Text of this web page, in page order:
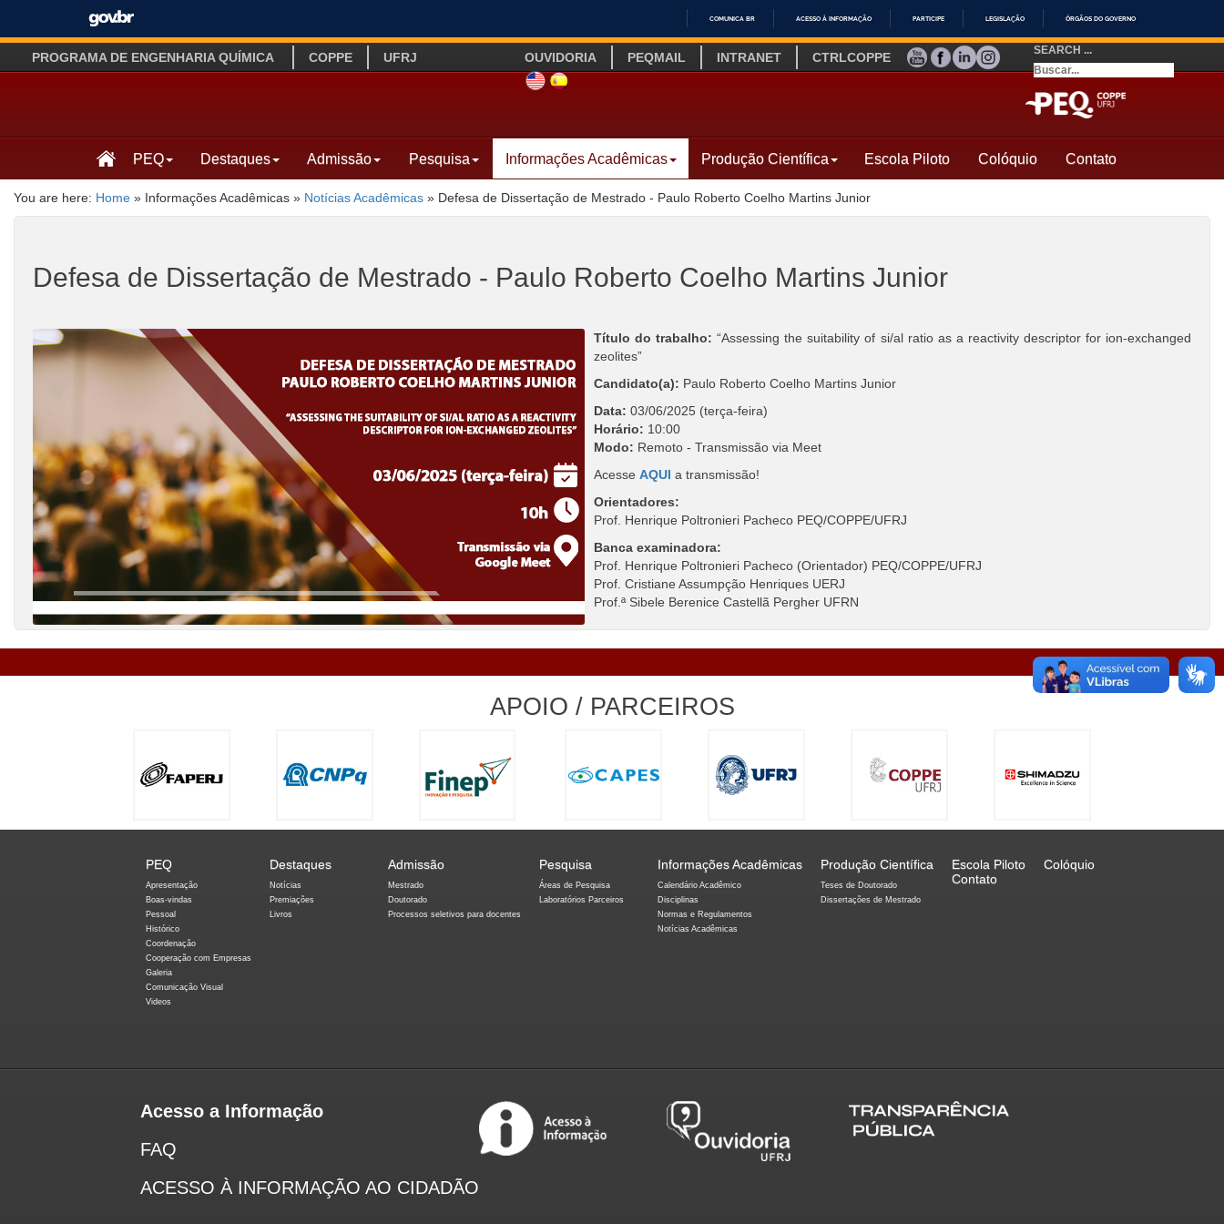
IR
O
COMUNICA BR ACESSO À INFORMAÇÃO PARTICIPE LEGISLAÇÃO ÓRGÃOS DO GOVERNO
PROGRAMA DE ENGENHARIA QUÍMICA COPPE UFRJ OUVIDORIA PEQMAIL INTRANET CTRLCOPPE YOUTUBE
FACEBOOK
LINKEDIN
INSTAGRAM
SITE INGLÊS
LINK SITE ESPANHOL
SEARCH ...
PEQ Destaques Admissão Pesquisa Informações Acadêmicas Produção Científica Escola Piloto Colóquio Contato
You are here: Home » Informações Acadêmicas » Notícias Acadêmicas » Defesa de Dissertação de Mestrado - Paulo Roberto Coelho Martins Junior
Defesa de Dissertação de Mestrado - Paulo Roberto Coelho Martins Junior
Título do trabalho: “Assessing the suitability of si/al ratio as a reactivity descriptor for ion-exchanged
zeolites”
Candidato(a): Paulo Roberto Coelho Martins Junior
Data: 03/06/2025 (terça-feira)
Horário: 10:00
Modo: Remoto - Transmissão via Meet
Acesse AQUI a transmissão!
Orientadores:
Prof. Henrique Poltronieri Pacheco PEQ/COPPE/UFRJ
Banca examinadora:
Prof. Henrique Poltronieri Pacheco (Orientador) PEQ/COPPE/UFRJ
Prof. Cristiane Assumpção Henriques UERJ
Prof.ª Sibele Berenice Castellã Pergher UFRN
APOIO / PARCEIROS
PEQ
Apresentação
Boas-vindas
Pessoal
Histórico
Coordenação
Cooperação com Empresas
Galeria
Comunicação Visual
Videos
Destaques
Notícias
Premiações
Livros
Admissão
Mestrado
Doutorado
Processos seletivos para docentes
Pesquisa
Áreas de Pesquisa
Laboratórios Parceiros
Informações Acadêmicas
Calendário Acadêmico
Disciplinas
Normas e Regulamentos
Notícias Acadêmicas
Produção Científica
Teses de Doutorado
Dissertações de Mestrado
Escola Piloto
Colóquio
Contato
Acesso a Informação
FAQ
ACESSO À INFORMAÇÃO AO CIDADÃO